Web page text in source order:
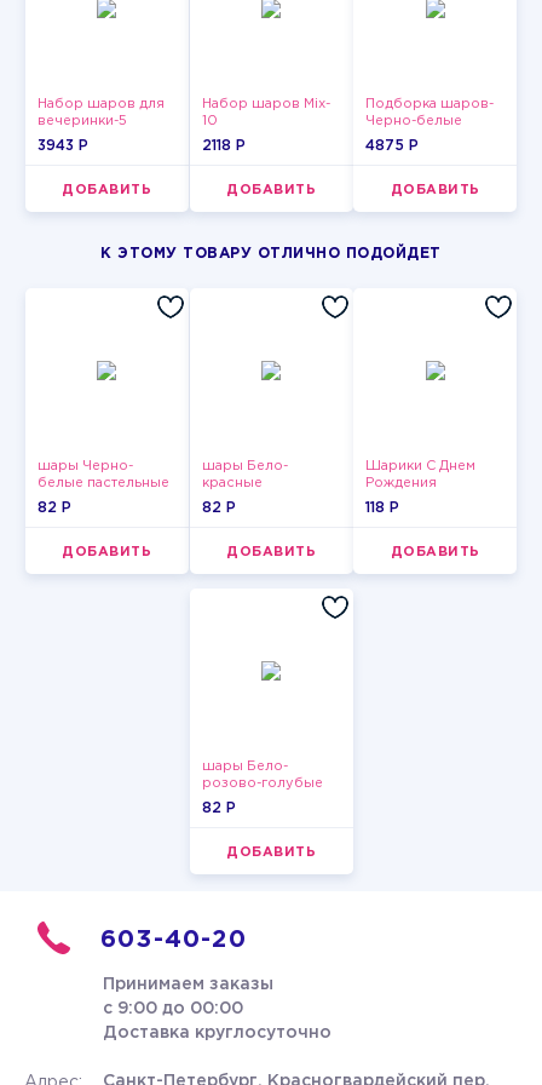
Набор шаров для
вечеринки-5
3943 P
ДОБАВИТЬ
Набор шаров Mix-
10
2118 P
ДОБАВИТЬ
Подборка шаров-
Черно-белые
звезды
4875 P
ДОБАВИТЬ
К ЭТОМУ ТОВАРУ ОТЛИЧНО ПОДОЙДЕТ
шары Черно-
белые пастельные
82 P
ДОБАВИТЬ
шары Бело-
красные
пастельные
82 P
ДОБАВИТЬ
Шарики С Днем
Рождения
118 P
ДОБАВИТЬ
шары Бело-
розово-голубые
пастельные
82 P
ДОБАВИТЬ
603-40-20
Принимаем заказы
с 9:00 до 00:00
Доставка круглосуточно
Санкт-Петербург, Красногвардейский пер.